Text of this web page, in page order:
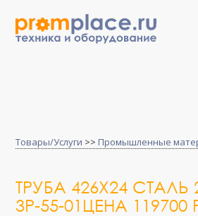
Товары/Услуги >> Промышленные
ТРУБА 426Х24 СТАЛЬ
3Р-55-01ЦЕНА 119700